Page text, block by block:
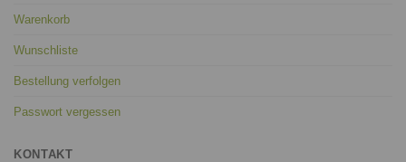
Warenkorb
Wunschliste
Bestellung verfolgen
Passwort vergessen
KONTAKT